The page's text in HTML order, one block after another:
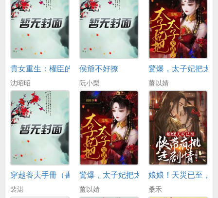
貴女重生：權臣的心尖寵又撒嬌了
沈昭昭
侯爺不好撩
阮小梨
驚爆，太子妃把太
薑以婧
穿越養夫手冊（書號：16958）
裴湛
驚爆，太子妃把太子複活了（書號：
薑以婧
娘娘！天災已至，
桑禾